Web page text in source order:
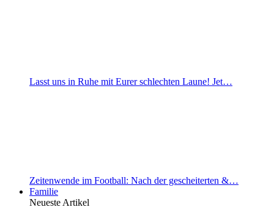
Lasst uns in Ruhe mit Eurer schlechten Laune! Jet…
Zeitenwende im Football: Nach der gescheiterten &…
Familie
Neueste Artikel